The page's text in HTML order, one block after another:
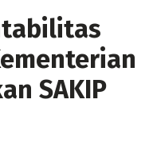
SAKIP